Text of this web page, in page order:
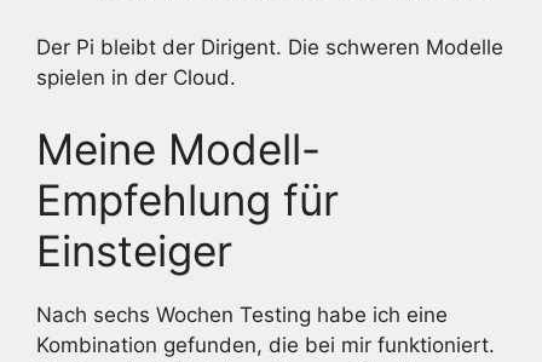
Der Pi bleibt der Dirigent. Die schweren Modelle
spielen in der Cloud.
Meine Modell-
Empfehlung für
Einsteiger
Nach sechs Wochen Testing habe ich eine
Kombination gefunden, die bei mir funktioniert.